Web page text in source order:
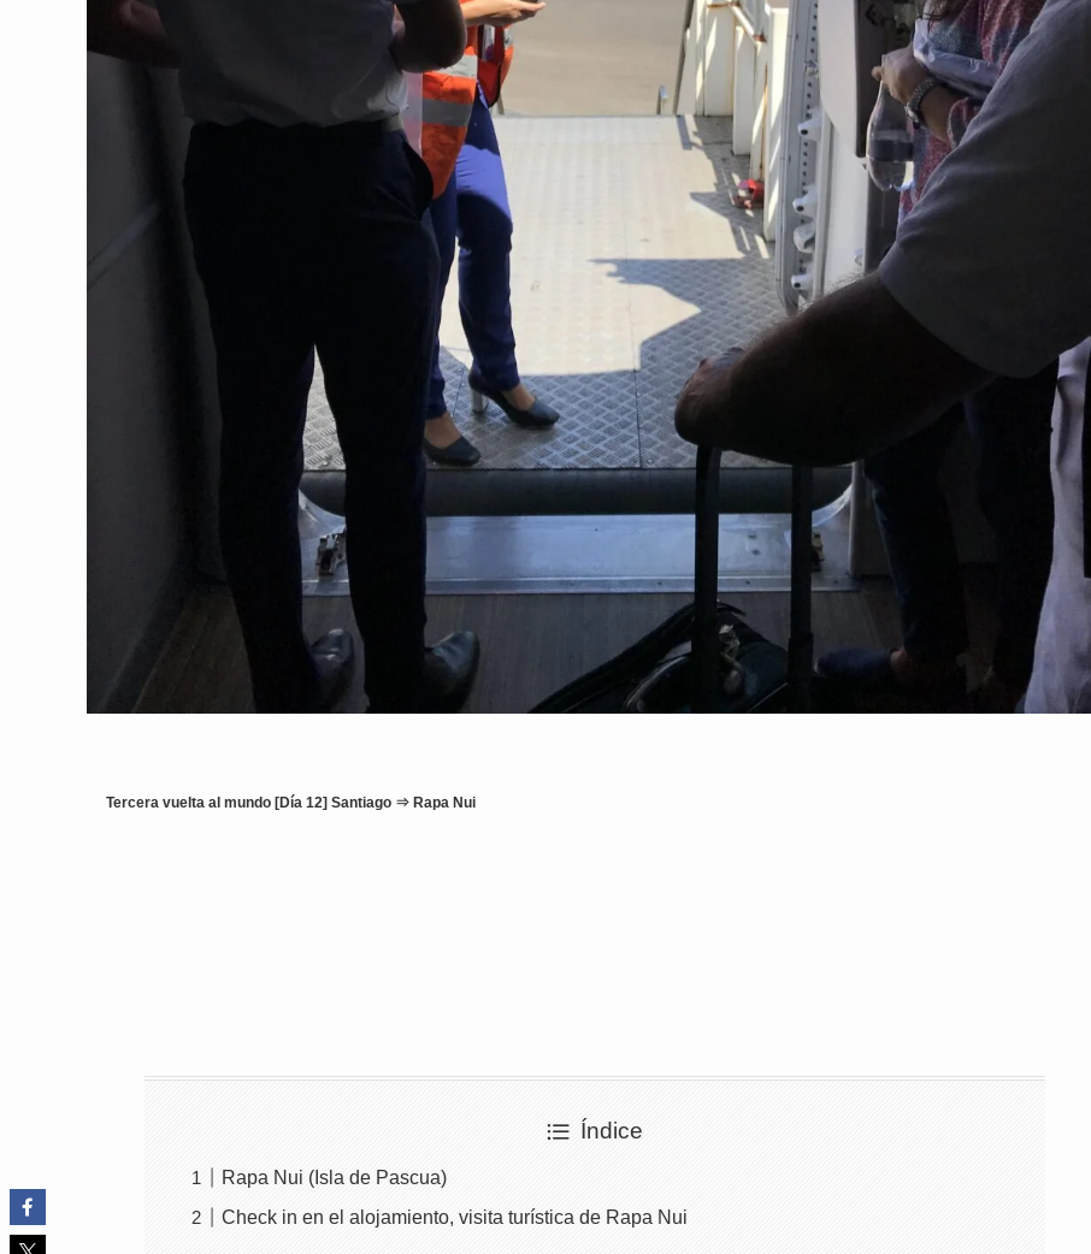
Tercera vuelta al mundo [Día 12] Santiago ⇒ Rapa Nui
Índice
Rapa Nui (Isla de Pascua)
Check in en el alojamiento, visita turística de Rapa Nui